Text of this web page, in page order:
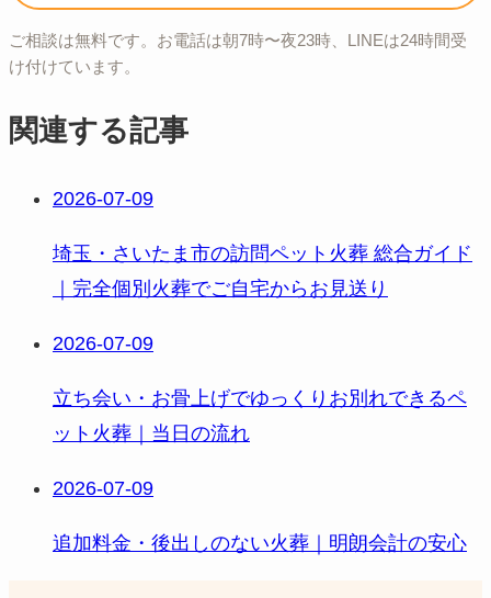
ご相談は無料です。お電話は朝7時〜夜23時、LINEは24時間受
け付けています。
関連する記事
2026-07-09
埼玉・さいたま市の訪問ペット火葬 総合ガイド
｜完全個別火葬でご自宅からお見送り
2026-07-09
立ち会い・お骨上げでゆっくりお別れできるペ
ット火葬｜当日の流れ
2026-07-09
追加料金・後出しのない火葬｜明朗会計の安心